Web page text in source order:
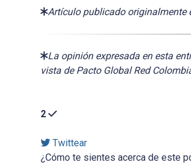
Artículo publicado originalmente
La opinión expresada en esta
vista de Pacto Global Red
2
Twittear
¿Cómo te sientes acerca de este